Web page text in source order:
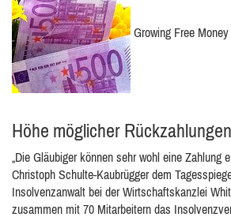
Growing Free
Höhe möglicher
„Die Gläubiger können sehr wohl eine Zahlung
Christoph Schulte-Kaubrügger dem
Insolvenzanwalt bei der Wirtschaftskanzlei
zusammen mit 70 Mitarbeitern das